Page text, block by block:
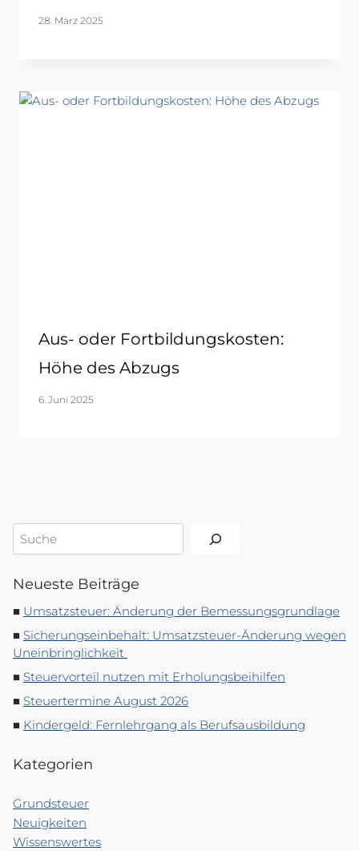
28. März 2025
Aus- oder Fortbildungskosten:
Höhe des Abzugs
6. Juni 2025
Suchen
Neueste Beiträge
Umsatzsteuer: Änderung der Bemessungsgrundlage
Sicherungseinbehalt: Umsatzsteuer-Änderung wegen
Uneinbringlichkeit
Steuervorteil nutzen mit Erholungsbeihilfen
Steuertermine August 2026
Kindergeld: Fernlehrgang als Berufsausbildung
Kategorien
Grundsteuer
Neuigkeiten
Wissenswertes